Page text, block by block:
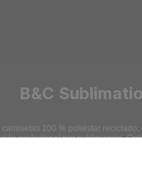
B&C
camisetas 100 % poliéster
profesional por sublimación.